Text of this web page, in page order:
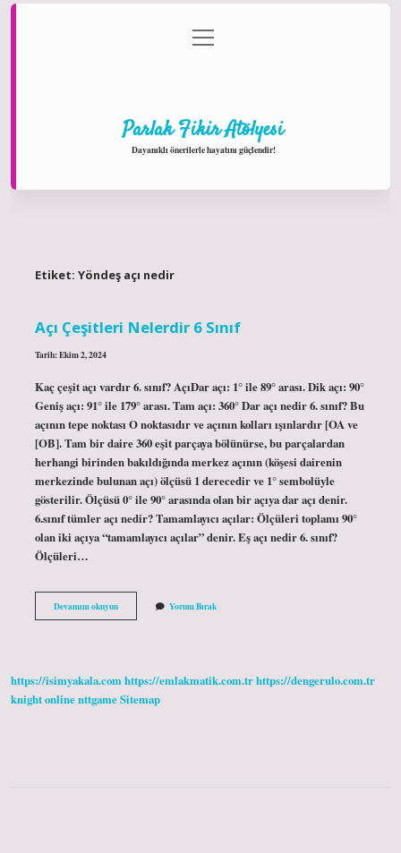
Gizlilik Politikası
menüyü
aç
Parlak Fikir Atölyesi
Dayanıklı önerilerle hayatını güçlendir!
Etiket: Yöndeş açı nedir
Açı Çeşitleri Nelerdir 6 Sınıf
Tarih: Ekim 2, 2024
Kaç çeşit açı vardır 6. sınıf? AçıDar açı: 1° ile 89° arası. Dik açı: 90°
Geniş açı: 91° ile 179° arası. Tam açı: 360° Dar açı nedir 6. sınıf? Bu
açının tepe noktası O noktasıdır ve açının kolları ışınlardır [OA ve
[OB]. Tam bir daire 360 ​​eşit parçaya bölünürse, bu parçalardan
herhangi birinden bakıldığında merkez açının (köşesi dairenin
merkezinde bulunan açı) ölçüsü 1 derecedir ve 1° sembolüyle
gösterilir. Ölçüsü 0° ile 90° arasında olan bir açıya dar açı denir.
6.sınıf tümler açı nedir? Tamamlayıcı açılar: Ölçüleri toplamı 90°
olan iki açıya “tamamlayıcı açılar” denir. Eş açı nedir 6. sınıf?
Ölçüleri…
Devamını okuyunAçı
Çeşitleri
Yorum Bırak
https://isimyakala.comhttps://emlakmatik.com.trhttps://dengerulo.com.tr
knight onlinenttgameSitemap